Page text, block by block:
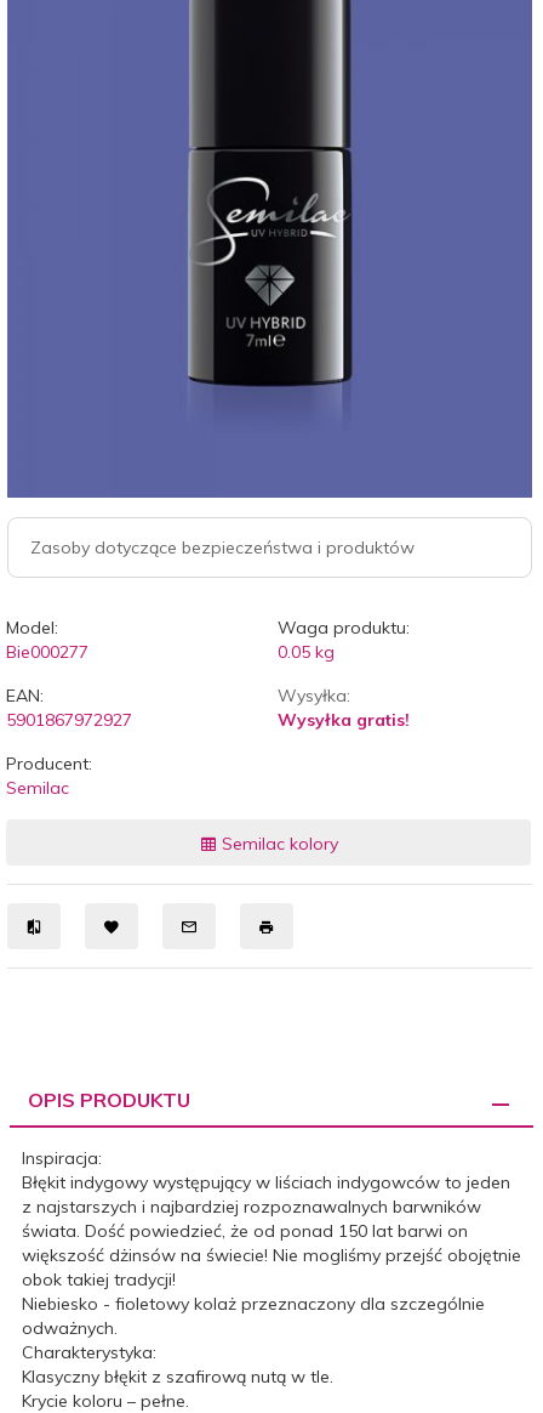
Zasoby dotyczące bezpieczeństwa i produktów
Model:
Bie000277
Waga produktu:
0.05 kg
EAN:
5901867972927
Wysyłka:
Wysyłka gratis!
Producent:
Semilac
Semilac kolory
OPIS PRODUKTU
Inspiracja:
Błękit indygowy występujący w liściach indygowców to jeden
z najstarszych i najbardziej rozpoznawalnych barwników
świata. Dość powiedzieć, że od ponad 150 lat barwi on
większość dżinsów na świecie! Nie mogliśmy przejść obojętnie
obok takiej tradycji!
Niebiesko - fioletowy kolaż przeznaczony dla szczególnie
odważnych.
Charakterystyka:
Klasyczny błękit z szafirową nutą w tle.
Krycie koloru – pełne.